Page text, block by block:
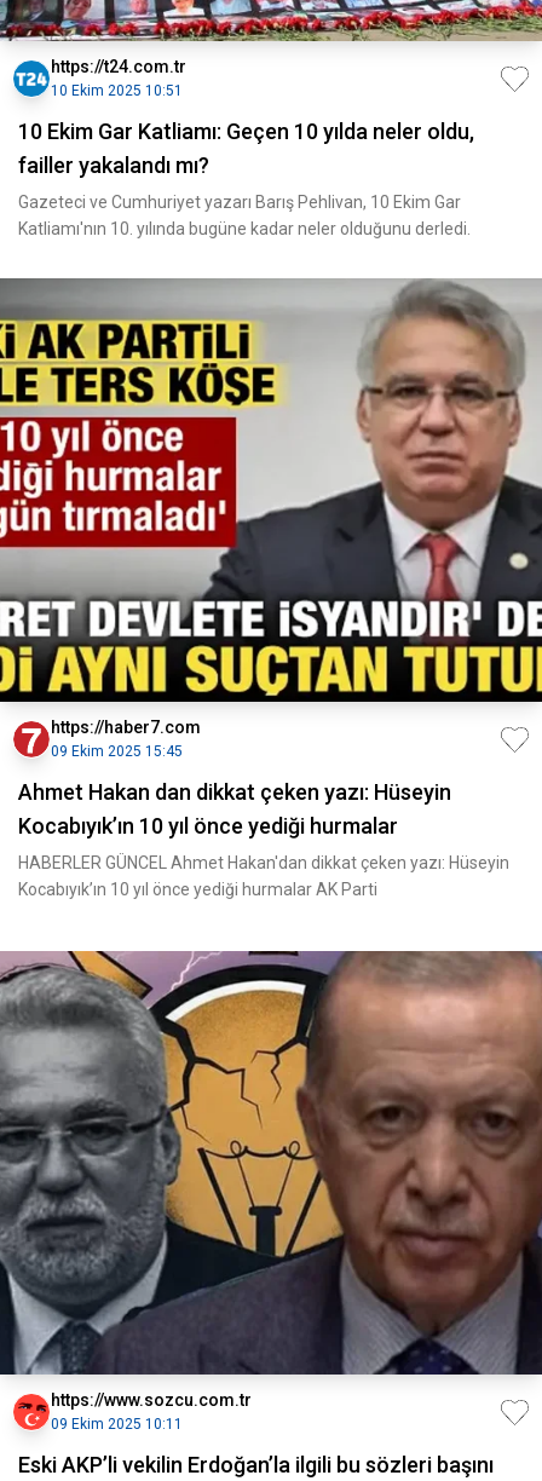
https://t24.com.tr
10 Ekim 2025 10:51
10 Ekim Gar Katliamı: Geçen 10 yılda neler oldu,
failler yakalandı mı?
Gazeteci ve Cumhuriyet yazarı Barış Pehlivan, 10 Ekim Gar
Katliamı'nın 10. yılında bugüne kadar neler olduğunu derledi.
https://haber7.com
09 Ekim 2025 15:45
Ahmet Hakan dan dikkat çeken yazı: Hüseyin
Kocabıyık’ın 10 yıl önce yediği hurmalar
HABERLER GÜNCEL Ahmet Hakan'dan dikkat çeken yazı: Hüseyin
Kocabıyık’ın 10 yıl önce yediği hurmalar AK Parti
https://www.sozcu.com.tr
09 Ekim 2025 10:11
Eski AKP’li vekilin Erdoğan’la ilgili bu sözleri başını